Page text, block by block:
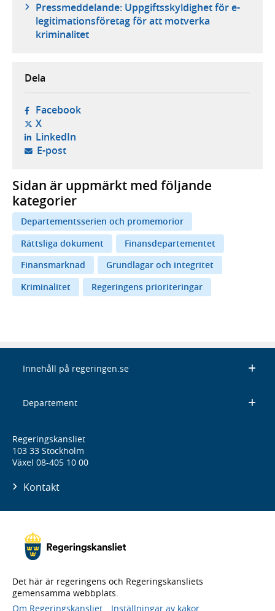
Pressmeddelande: Uppgiftsskyldighet för e-
legitimationsföretag för att motverka
kriminalitet
Dela
Facebook- öppnas i ny flik, extern webbplats,
X- öppnas i ny flik, extern webbplats,
LinkedIn- öppnas i ny flik, extern webbplats,
E-post- öppnar din e-postklient,
Sidan är uppmärkt med följande
kategorier
Departementsserien och promemorior
Rättsliga dokument
Finansdepartementet
Finansmarknad
Grundlagar och integritet
Kriminalitet
Regeringens prioriteringar
Innehåll på regeringen.se
Departement
Regeringskansliet
103 33 Stockholm
Växel 08-405 10 00
Kontakt
Det här är regeringens och Regeringskansliets
gemensamma webbplats.
Om Regeringskansliet
Inställningar av kakor